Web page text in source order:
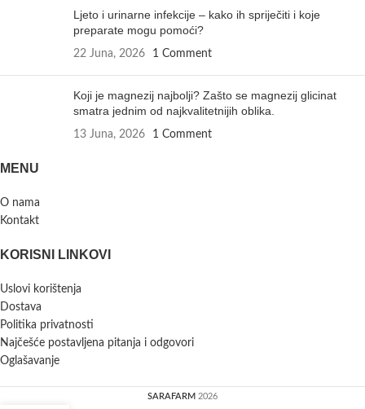
Ljeto i urinarne infekcije – kako ih spriječiti i koje
preparate mogu pomoći?
22 Juna, 2026 1 Comment
Koji je magnezij najbolji? Zašto se magnezij glicinat
smatra jednim od najkvalitetnijih oblika.
13 Juna, 2026 1 Comment
MENU
O nama
Kontakt
KORISNI LINKOVI
Uslovi korištenja
Dostava
Politika privatnosti
Najčešće postavljena pitanja i odgovori
Oglašavanje
SARAFARM 2026